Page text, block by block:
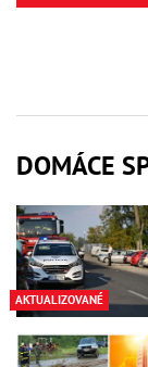
DOMÁCE
AKTUALIZOVANÉ